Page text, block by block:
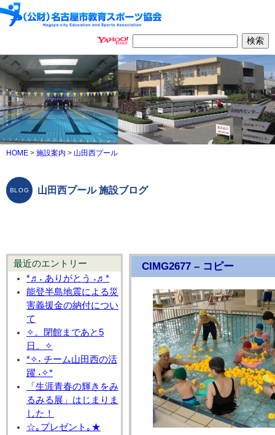
HOME > 施設案内 > 山田西プール
山田西プール 施設ブログ
最近のエントリー
*♬˖ ありがとう ˖♬*
能登半島地震による災
害義援金の納付につい
て
✧。閉館まであと5
日。✧
*✧˖ チーム山田西の活
躍 ˖✧*
「生涯青春の輝きをみ
るみる展」はじまりま
した！
☆｡プレゼント｡★
CIMG2677 – コピー